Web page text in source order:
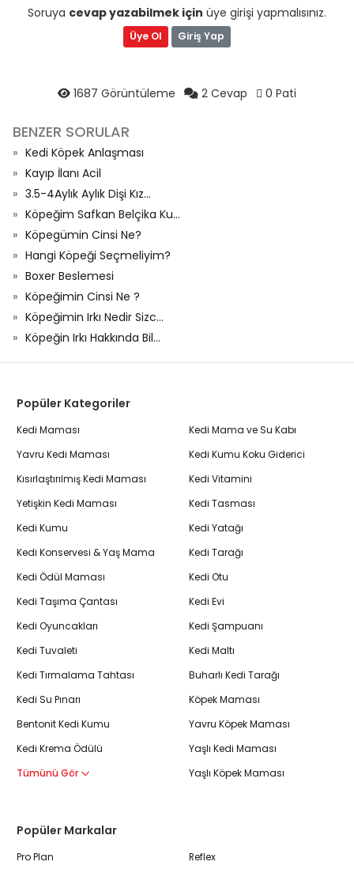
Soruya cevap yazabilmek için üye girişi yapmalısınız.
Üye Ol Giriş Yap
1687 Görüntüleme 2 Cevap 0 Pati
BENZER SORULAR
Kedi Köpek Anlaşması
Kayıp İlanı Acil
3.5-4Aylık Aylık Dişi Kız...
Köpeğim Safkan Belçika Ku...
Köpegümin Cinsi Ne?
Hangi Köpeği Seçmeliyim?
Boxer Beslemesi
Köpeğimin Cinsi Ne ?
Köpeğimin Irkı Nedir Sizc...
Köpeğin Irkı Hakkında Bil...
Popüler Kategoriler
Kedi Maması
Yavru Kedi Maması
Kısırlaştırılmış Kedi Maması
Yetişkin Kedi Maması
Kedi Kumu
Kedi Konservesi & Yaş Mama
Kedi Ödül Maması
Kedi Taşıma Çantası
Kedi Oyuncakları
Kedi Tuvaleti
Kedi Tırmalama Tahtası
Kedi Su Pınarı
Bentonit Kedi Kumu
Kedi Krema Ödülü
Tümünü Gör
Kedi Mama ve Su Kabı
Kedi Kumu Koku Giderici
Kedi Vitamini
Kedi Tasması
Kedi Yatağı
Kedi Tarağı
Kedi Otu
Kedi Evi
Kedi Şampuanı
Kedi Maltı
Buharlı Kedi Tarağı
Köpek Maması
Yavru Köpek Maması
Yaşlı Kedi Maması
Yaşlı Köpek Maması
Popüler Markalar
Pro Plan
Reflex